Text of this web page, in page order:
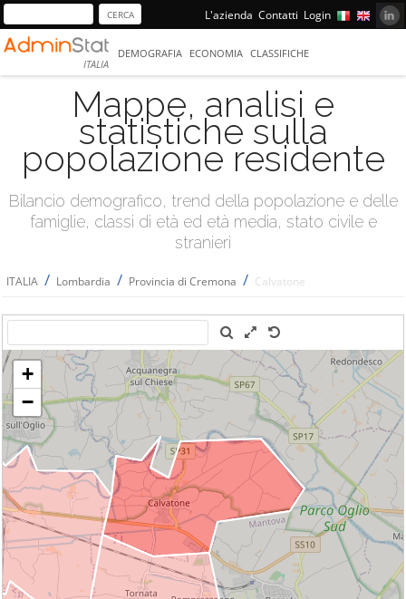
L'azienda Contatti Login
ITALIA
DEMOGRAFIA ECONOMIA CLASSIFICHE
Mappe, analisi e
statistiche sulla
popolazione residente
Bilancio demografico, trend della popolazione e delle
famiglie, classi di età ed età media, stato civile e
stranieri
ITALIA / Lombardia / Provincia di Cremona / Calvatone